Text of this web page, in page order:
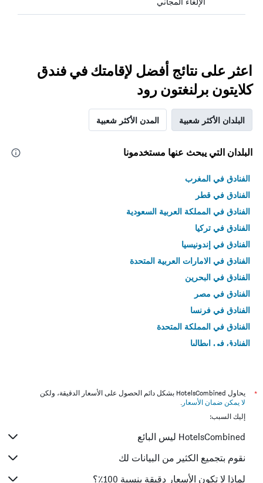
اعثر على نتائج أفضل لإقامتك في فندق
كلايتون برلنغتون رود
البلدان الأكثر شعبية المدن الأكثر شعبية
البلدان التي يبحث عنها مستخدمونا
الفنادق في المغرب
الفنادق في قطر
الفنادق في المملكة العربية السعودية
الفنادق في تركيا
الفنادق في إندونيسيا
الفنادق في الامارات العربية المتحدة
الفنادق في البحرين
الفنادق في مصر
الفنادق في فرنسا
الفنادق في المملكة المتحدة
الفنادق في إيطاليا
*
يحاول HotelsCombined بشكل دائم الحصول على الأسعار الدقيقة، ولكن
لا يمكن ضمان الأسعار .
إليك السبب:
HotelsCombined ليس البائع
نقوم بتجميع الكثير من البيانات لك
لماذا لا تكون الأسعار دقيقة بنسبة 100٪؟